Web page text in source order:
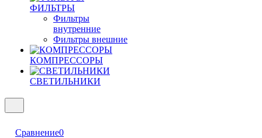
ФИЛЬТРЫ
Фильтры
внутренние
Фильтры внешние
КОМПРЕССОРЫ
СВЕТИЛЬНИКИ
Сравнение0